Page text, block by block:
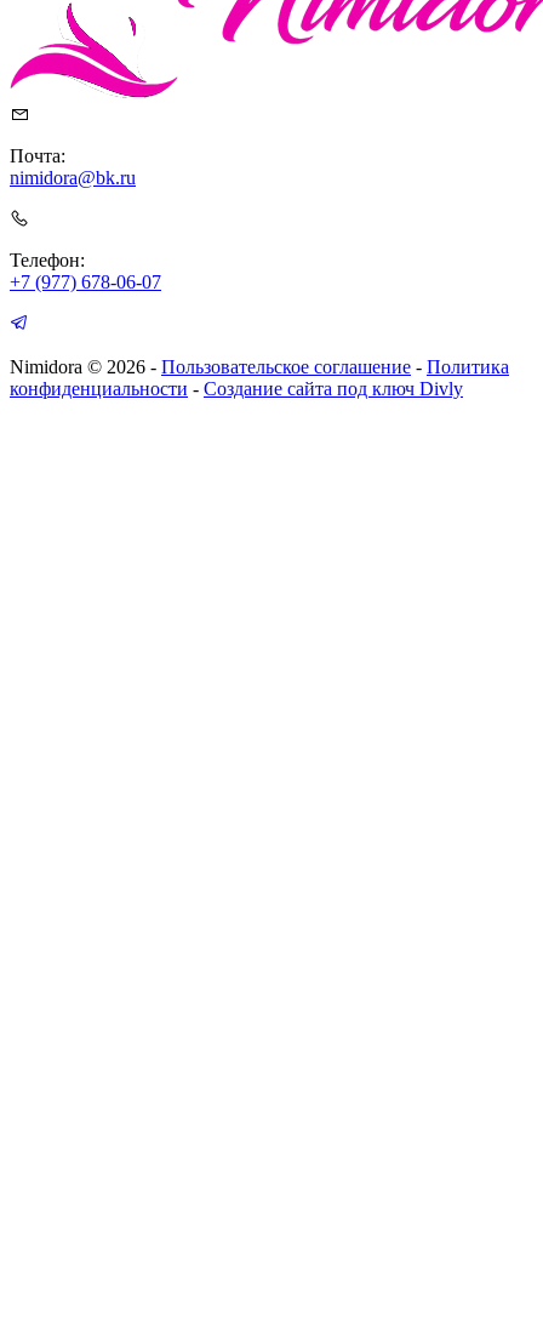
Почта:
nimidora@bk.ru
Телефон:
+7 (977) 678-06-07
Nimidora © 2026 - Пользовательское соглашение - Политика
конфиденциальности - Создание сайта под ключ Divly